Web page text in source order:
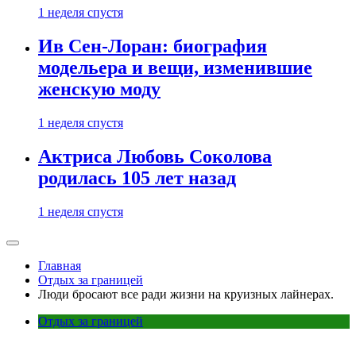
1 неделя спустя
Ив Сен-Лоран: биография
модельера и вещи, изменившие
женскую моду
1 неделя спустя
Актриса Любовь Соколова
родилась 105 лет назад
1 неделя спустя
Главная
Отдых за границей
Люди бросают все ради жизни на круизных лайнерах.
Отдых за границей